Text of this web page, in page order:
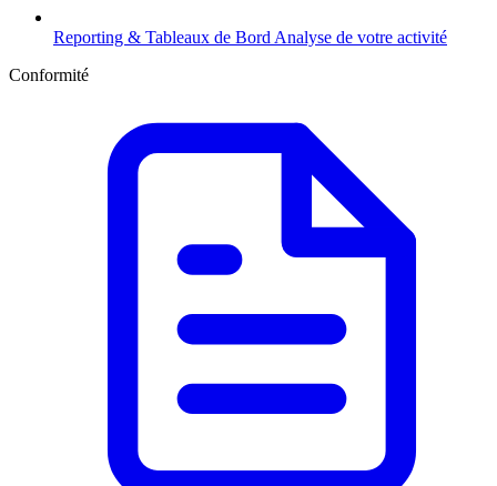
Reporting & Tableaux de Bord Analyse de votre activité
Conformité